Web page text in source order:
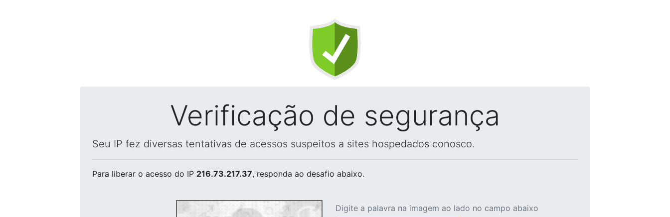
Verificação de segurança
Seu IP fez diversas tentativas de acessos suspeitos a sites hospedados conosco.
Para liberar o acesso do IP 216.73.217.37, responda ao desafio abaixo.
Digite a palavra na imagem ao lado no campo abaixo